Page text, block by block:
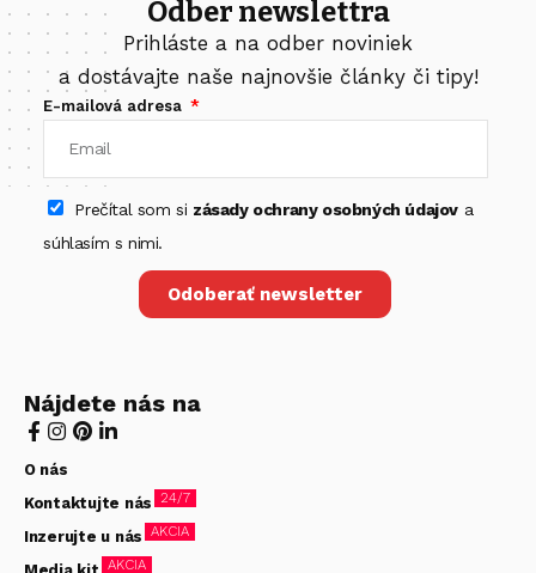
Odber newslettra
Prihláste a na odber noviniek
a dostávajte naše najnovšie články či tipy!
E-mailová adresa
Prečítal som si zásady ochrany osobných údajova
súhlasím s nimi.
Odoberať newsletter
Nájdete nás na
O nás
Kontaktujte nás 24/7
Inzerujte u nás AKCIA
AKCIA